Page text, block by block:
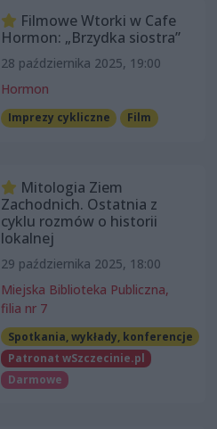
Filmowe Wtorki w Cafe
Hormon: „Brzydka siostra”
28 października 2025, 19:00
Hormon
Imprezy cykliczne Film
Mitologia Ziem
Zachodnich. Ostatnia z
cyklu rozmów o historii
lokalnej
29 października 2025, 18:00
Miejska Biblioteka Publiczna,
filia nr 7
Spotkania, wykłady, konferencje
Patronat wSzczecinie.pl
Darmowe